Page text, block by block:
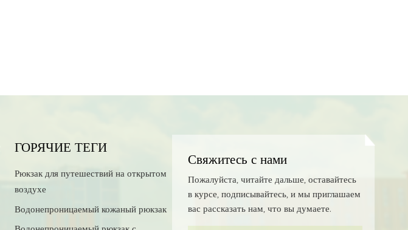
ГОРЯЧИЕ ТЕГИ
Рюкзак для путешествий на открытом
воздухе
Водонепроницаемый кожаный рюкзак
Свяжитесь с нами
Пожалуйста, читайте дальше, оставайтесь
в курсе, подписывайтесь, и мы приглашаем
вас рассказать нам, что вы думаете.